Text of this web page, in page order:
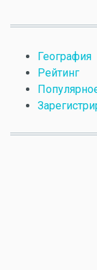
География
Рейтинг